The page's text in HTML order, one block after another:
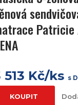
Patricie
513 Kč/ks s
KOUPIT